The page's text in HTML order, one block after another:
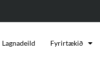
Lagnadeild Fyrirtækið